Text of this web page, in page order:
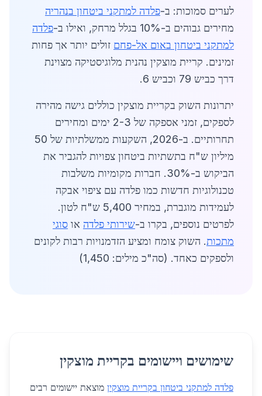
לערים סמוכות: ב-פלדה למתקני ביטחון בנהריה
מחירים גבוהים ב-10% בגלל מרחק, ואילו ב-
פלדה
למתקני ביטחון באום אל-פחם זולים יותר אך פחות
זמינים. קריית מוצקין נהנית מלוגיסטיקה מצוינת
דרך כביש 79 וכביש 6.
יתרונות השוק בקריית מוצקין כוללים גישה מהירה
לספקים, זמני אספקה של 2-3 ימים ומחירים
תחרותיים. ב-2026, השקעות ממשלתיות של 50
מיליון ש"ח בתשתיות ביטחון צפויות להגביר את
הביקוש ב-30%. חברות מקומיות משלבות
טכנולוגיות חדשות כמו פלדה עם ציפוי אבקה
לעמידות מוגברת, במחיר 5,400 ש"ח לטון.
לפרטים נוספים, בקרו ב-שירותי פלדה או סוגי
מתכות. השוק צומח ומציע הזדמנויות רבות לקונים
ולספקים כאחד. (סה"כ מילים: 1,450)
שימושים ויישומים בקריית מוצקין
פלדה למתקני ביטחון בקריית מוצקין מוצאת יישומים רבים